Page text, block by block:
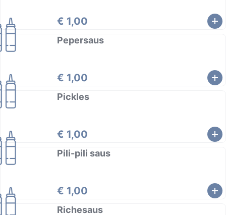
€ 1,00
Pepersaus
€ 1,00
Pickles
€ 1,00
Pili-pili saus
€ 1,00
Richesaus